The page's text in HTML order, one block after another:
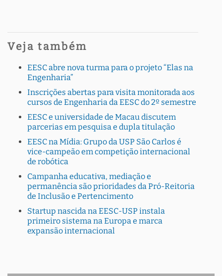
Veja também
EESC abre nova turma para o projeto “Elas na
Engenharia”
Inscrições abertas para visita monitorada aos
cursos de Engenharia da EESC do 2º semestre
EESC e universidade de Macau discutem
parcerias em pesquisa e dupla titulação
EESC na Mídia: Grupo da USP São Carlos é
vice-campeão em competição internacional
de robótica
Campanha educativa, mediação e
permanência são prioridades da Pró-Reitoria
de Inclusão e Pertencimento
Startup nascida na EESC-USP instala
primeiro sistema na Europa e marca
expansão internacional